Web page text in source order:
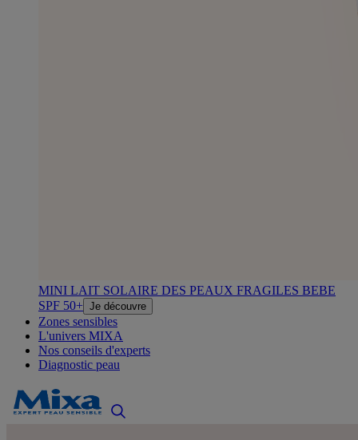
MINI LAIT SOLAIRE DES PEAUX FRAGILES BEBE
SPF 50+ Je découvre
Zones sensibles
L'univers MIXA
Nos conseils d'experts
Diagnostic peau